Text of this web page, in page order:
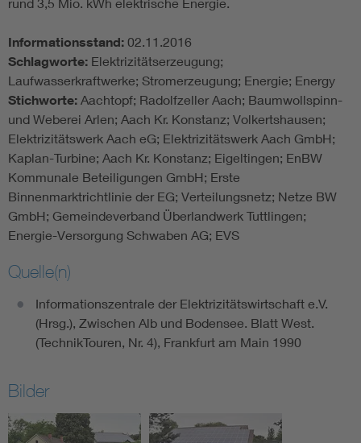
rund 3,5 Mio. kWh elektrische Energie.
Informationsstand: 02.11.2016
Schlagworte: Elektrizitätserzeugung;
Laufwasserkraftwerke; Stromerzeugung; Energie; Energy
Stichworte: Aachtopf; Radolfzeller Aach; Baumwollspinn-
und Weberei Arlen; Aach Kr. Konstanz; Volkertshausen;
Elektrizitätswerk Aach eG; Elektrizitätswerk Aach GmbH;
Kaplan-Turbine; Aach Kr. Konstanz; Eigeltingen; EnBW
Kommunale Beteiligungen GmbH; Erste
Binnenmarktrichtlinie der EG; Verteilungsnetz; Netze BW
GmbH; Gemeindeverband Überlandwerk Tuttlingen;
Energie-Versorgung Schwaben AG; EVS
Quelle(n)
Informationszentrale der Elektrizitätswirtschaft e.V.
(Hrsg.), Zwischen Alb und Bodensee. Blatt West.
(TechnikTouren, Nr. 4), Frankfurt am Main 1990
Bilder